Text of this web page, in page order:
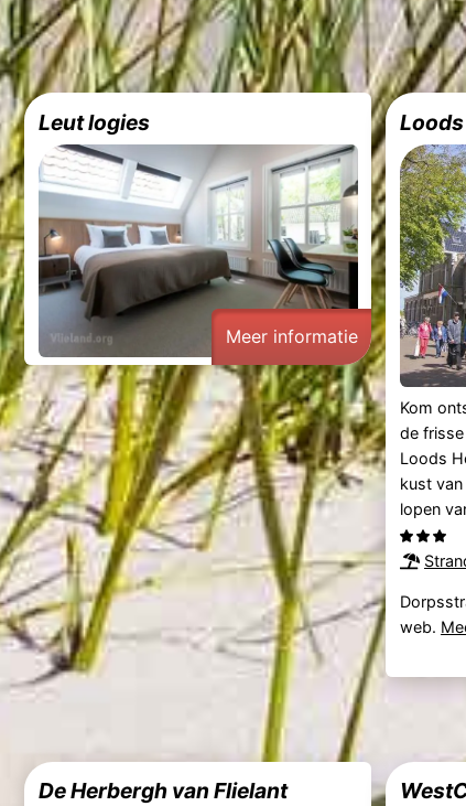
Leut logies
Dorpsstraat
118,
Oost-
Vlieland
web.
Meer
informatie
Meer informatie
Kom
de
Loods
kust
lopen
web.
De Herbergh van Flielant